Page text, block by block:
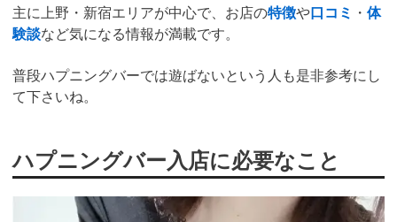
主に上野・新宿エリアが中心で、お店の特徴や口コミ ・ 体
験談など気になる情報が満載です。
普段ハプニングバーでは遊ばないという人も是非参考にし
て下さいね。
ハプニングバー入店に必要なこと